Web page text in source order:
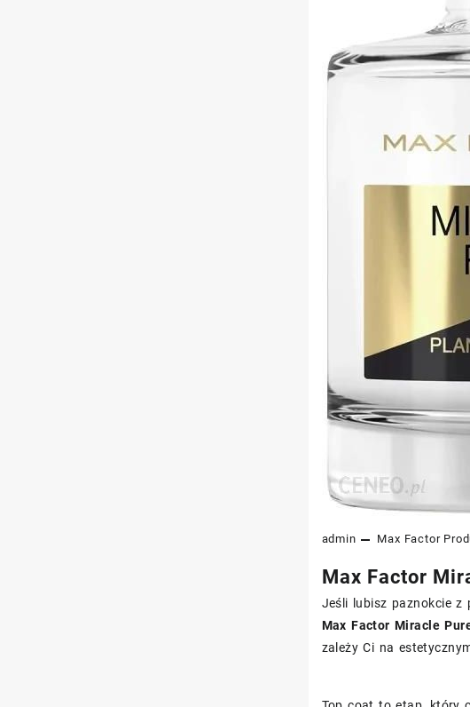
admin Max Factor
Max Factor
Jeśli lubisz paznokcie z
Max Factor Miracle
zależy Ci na